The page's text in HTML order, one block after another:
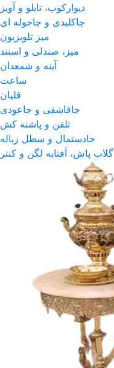
دیوارکوب، تابلو و آویز
جاکلیدی و جاحوله ای
میز تلویزیون
میز، صندلی و استند
آینه و شمعدان
ساعت
قلیان
جاقاشقی و جاعودی
تلفن و پاشنه کش
جادستمال و سطل زباله
گلاب پاش، آفتابه لگن و کنتر